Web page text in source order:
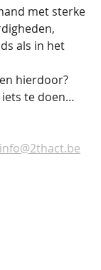
met sterke
als in het
hierdoor?
te doen…
info@2thact.be